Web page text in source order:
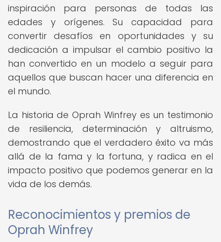
inspiración para personas de todas las
edades y orígenes. Su capacidad para
convertir desafíos en oportunidades y su
dedicación a impulsar el cambio positivo la
han convertido en un modelo a seguir para
aquellos que buscan hacer una diferencia en
el mundo.
La historia de Oprah Winfrey es un testimonio
de resiliencia, determinación y altruismo,
demostrando que el verdadero éxito va más
allá de la fama y la fortuna, y radica en el
impacto positivo que podemos generar en la
vida de los demás.
Reconocimientos y premios de
Oprah Winfrey